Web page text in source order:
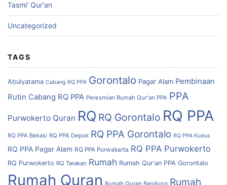
Tasmi' Qur'an
Uncategorized
TAGS
Abulyatama Cabang RQ PPA Gorontalo Pagar Alam Pembinaan
Rutin Cabang RQ PPA Peresmian Rumah Qur'an PPA PPA
Purwokerto Quran RQ RQ Gorontalo RQ PPA
RQ PPA Bekasi RQ PPA Depok RQ PPA Gorontalo RQ PPA Kudus
RQ PPA Pagar Alam RQ PPA Purwakarta RQ PPA Purwokerto
RQ Purwokerto RQ Tarakan Rumah Rumah Qur'an PPA Gorontalo
Rumah Quran Rumah Quran Bandung Rumah